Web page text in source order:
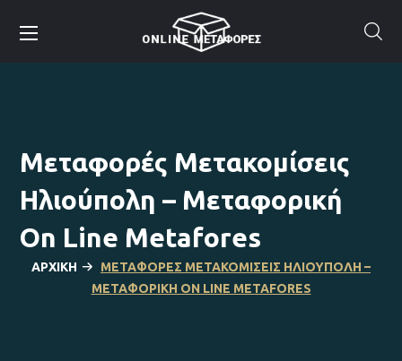
Μεταφορές Μετακομίσεις
Ηλιούπολη – Μεταφορική
On Line Metafores
ΑΡΧΙΚΉ
ΜΕΤΑΦΟΡΈΣ ΜΕΤΑΚΟΜΊΣΕΙΣ ΗΛΙΟΎΠΟΛΗ –
ΜΕΤΑΦΟΡΙΚΉ ON LINE METAFORES